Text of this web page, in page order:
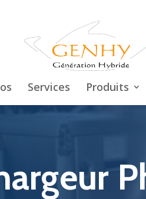
Services Produits